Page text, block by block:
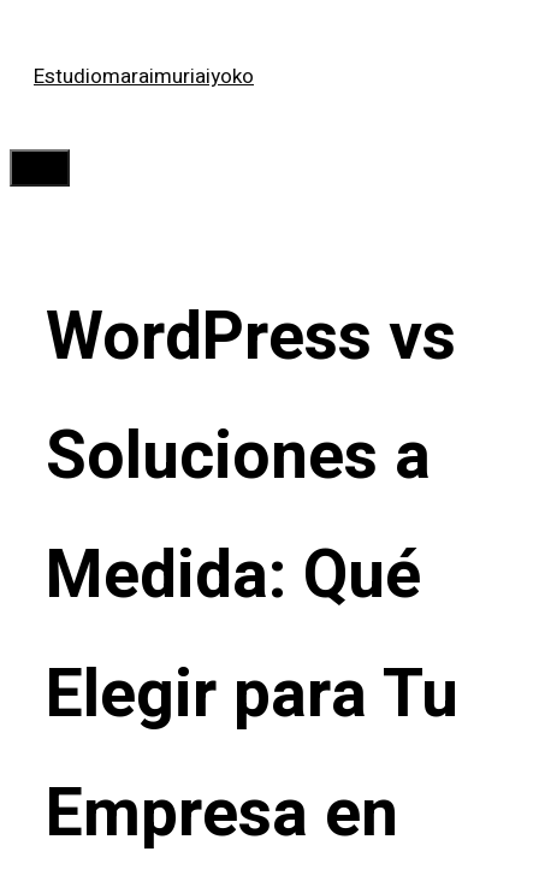
Estudiomaraimuriaiyoko
WordPress vs
Soluciones a
Medida: Qué
Elegir para Tu
Empresa en